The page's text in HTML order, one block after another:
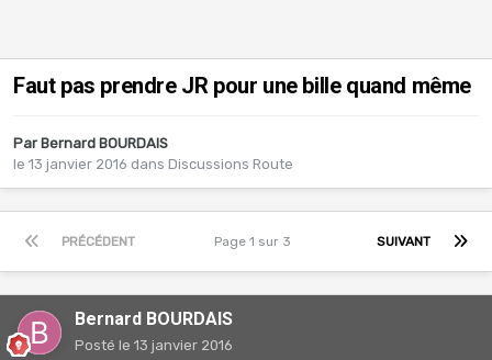
Faut pas prendre JR pour une bille quand même
Par Bernard BOURDAIS
le 13 janvier 2016 dans Discussions Route
PRÉCÉDENT SUIVANT
Page 1 sur 3
Bernard BOURDAIS
Posté le 13 janvier 2016